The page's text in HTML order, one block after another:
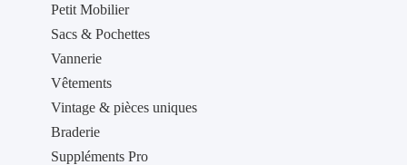
Petit Mobilier
Sacs & Pochettes
Vannerie
Vêtements
Vintage & pièces uniques
Braderie
Suppléments Pro